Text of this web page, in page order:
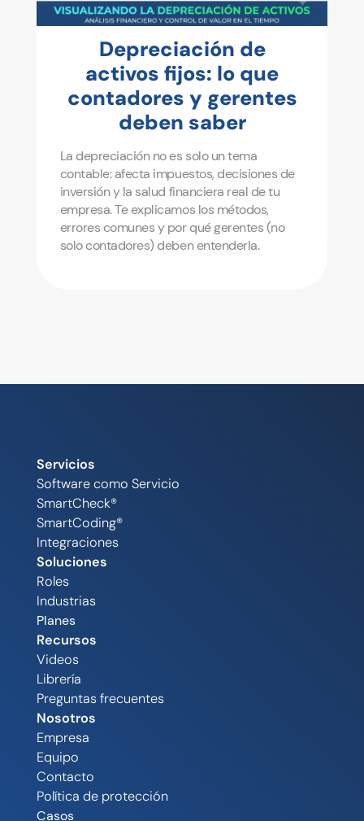
Depreciación de
activos fijos: lo que
contadores y gerentes
deben saber
La depreciación no es solo un tema
contable: afecta impuestos, decisiones de
inversión y la salud financiera real de tu
empresa. Te explicamos los métodos,
errores comunes y por qué gerentes (no
solo contadores) deben entenderla.
Servicios
Software como Servicio
SmartCheck®
SmartCoding®
Integraciones
Soluciones
Roles
Industrias
Planes
Recursos
Videos
Librería
Preguntas frecuentes
Nosotros
Empresa
Equipo
Contacto
Política de protección
Casos